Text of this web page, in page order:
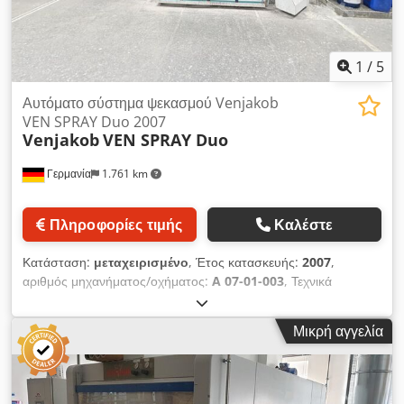
Έχετε ειδικές απαιτήσεις και αμφιβάλετε αν μπορούμε να τις
υλοποιήσουμε; Είμαι στη διάθεσή σας προσωπικά! Με
εκτίμηση, Μάρτιν Μπρουhn Ιδιοκτήτης της Bruhn
Lackieranlagen // Αποκλειστικός εξουσιοδοτημένος διανομέας
1 / 5
Γερμανία 1.761 km
Αυτόματο σύστημα ψεκασμού Venjakob
VEN SPRAY Duo 2007
VenjakobVEN SPRAY Duo
Πληροφορίες τιμής Καλέστε
Κατάσταση: μεταχειρισμένο, Έτος κατασκευής: 2007,
αριθμός μηχανήματος/οχήματος: A 07-01-003, Τεχνικά
στοιχεία: - Κατασκευαστής: Venjakob - Τύπος: VEN SPRAY
Comfort - Ανακατασκευή 2026 (Έτος κατασκευής 2007) -
Πλάτος εργασίας: 1.300 mm - Πλευρά χειρισμού: δεξιά - Τιμή
για ανακαινισμένο μηχάνημα - Υφιστάμενη κατάσταση, μη
ανακαινισμένο Djdpszia Nujfx Agkock - Κινητήρας πιστολιών
σε έκδοση Duo - Ξηρή απορρόφηση - Απορροφητική ισχύς:
Μικρή αγγελία